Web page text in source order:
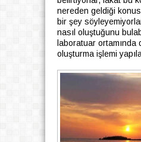
nereden geldiği
bir şey
nasıl oluştuğunu
laboratuar ortamında
oluşturma işlemi